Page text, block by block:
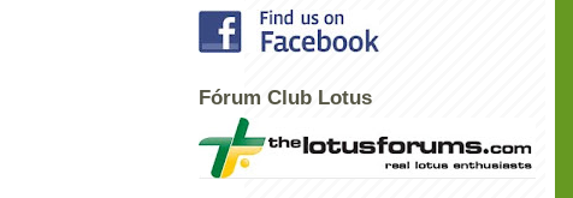
Fórum Club Lotus